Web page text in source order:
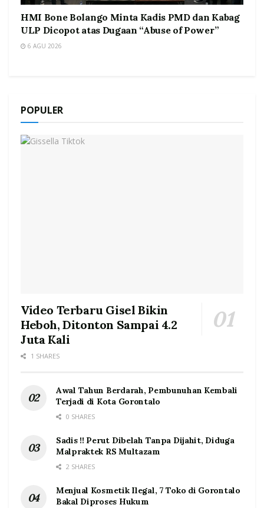
HMI Bone Bolango Minta Kadis PMD dan Kabag
ULP Dicopot atas Dugaan “Abuse of Power”
6 AGU 2026
POPULER
Video Terbaru Gisel Bikin
Heboh, Ditonton Sampai 4.2
Juta Kali
1 SHARES
Awal Tahun Berdarah, Pembunuhan Kembali
Terjadi di Kota Gorontalo
0 SHARES
Sadis !! Perut Dibelah Tanpa Dijahit, Diduga
Malpraktek RS Multazam
2 SHARES
Menjual Kosmetik Ilegal, 7 Toko di Gorontalo
Bakal Diproses Hukum